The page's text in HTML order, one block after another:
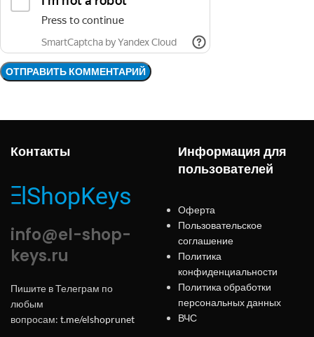
Контакты
info@el-shop-
keys.ru
Пишите в Телеграм по
любым
вопросам: t.me/elshoprunet
Информация для
пользователей
Оферта
Пользовательское
соглашение
Политика
конфиденциальности
Политика обработки
персональных данных
ВЧС